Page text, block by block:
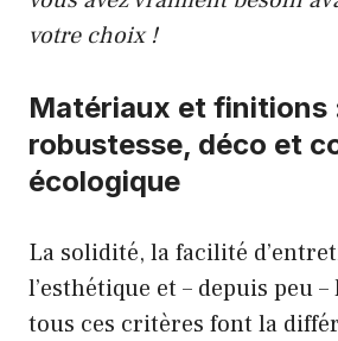
votre choix !
Matériaux et finitions
robustesse, déco et
écologique
La solidité, la facilité
l’esthétique et – depuis peu
tous ces critères font la